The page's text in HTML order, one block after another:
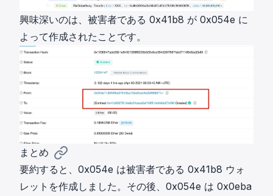
興味深いのは、被害者である 0x41b8 が 0x054e に
よって作成されたことです。
まとめ
要約すると、0x054e は被害者である 0x41b8 ウォ
レットを作成しました。その後、0x054e は 0x0eba